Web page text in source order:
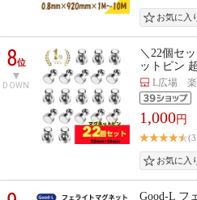
8位
DOWN
＼22個セ
ットピン
L広場 楽
1,000円
Good-L フ